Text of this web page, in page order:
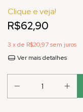
Clique e veja!
R$62,90
3 x de R$20,97sem juros
Ver mais detalhes